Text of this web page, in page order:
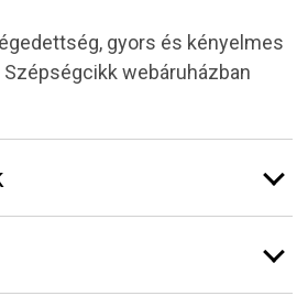
gyors és kényelmes
webáruházban